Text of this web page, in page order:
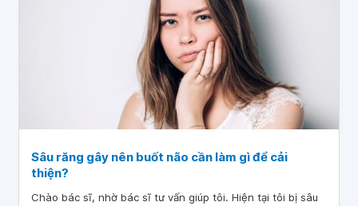
Sâu răng gây nên buốt não cần làm gì để cải
thiện?
Chào bác sĩ, nhờ bác sĩ tư vấn giúp tôi. Hiện tại tôi bị sâu